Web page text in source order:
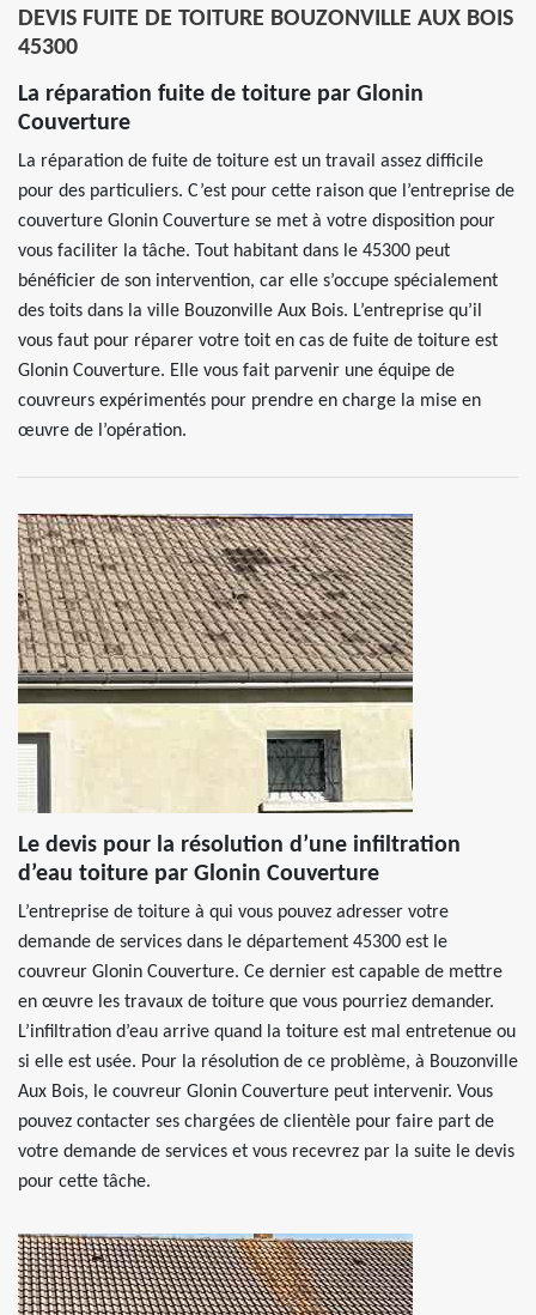
DEVIS FUITE DE TOITURE BOUZONVILLE AUX BOIS
45300
La réparation fuite de toiture par Glonin
Couverture
La réparation de fuite de toiture est un travail assez difficile
pour des particuliers. C’est pour cette raison que l’entreprise de
couverture Glonin Couverture se met à votre disposition pour
vous faciliter la tâche. Tout habitant dans le 45300 peut
bénéficier de son intervention, car elle s’occupe spécialement
des toits dans la ville Bouzonville Aux Bois. L’entreprise qu’il
vous faut pour réparer votre toit en cas de fuite de toiture est
Glonin Couverture. Elle vous fait parvenir une équipe de
couvreurs expérimentés pour prendre en charge la mise en
œuvre de l’opération.
Le devis pour la résolution d’une infiltration
d’eau toiture par Glonin Couverture
L’entreprise de toiture à qui vous pouvez adresser votre
demande de services dans le département 45300 est le
couvreur Glonin Couverture. Ce dernier est capable de mettre
en œuvre les travaux de toiture que vous pourriez demander.
L’infiltration d’eau arrive quand la toiture est mal entretenue ou
si elle est usée. Pour la résolution de ce problème, à Bouzonville
Aux Bois, le couvreur Glonin Couverture peut intervenir. Vous
pouvez contacter ses chargées de clientèle pour faire part de
votre demande de services et vous recevrez par la suite le devis
pour cette tâche.